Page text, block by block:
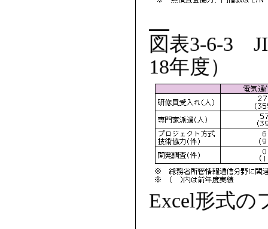
図表3-6-3
18年度）
Excel形式の